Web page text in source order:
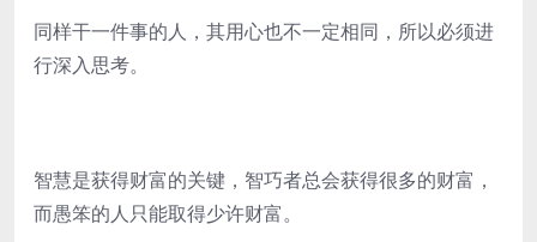
同样干一件事的人，其用心也不一定相同，所以必须进
行深入思考。
智慧是获得财富的关键，智巧者总会获得很多的财富，
而愚笨的人只能取得少许财富。